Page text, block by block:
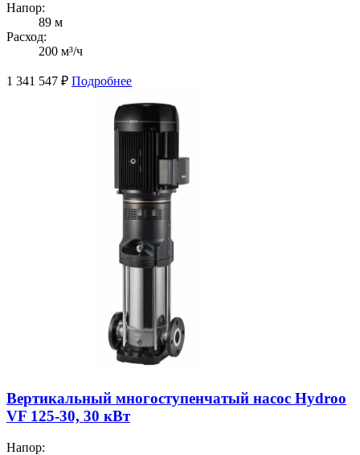
Напор:
89 м
Расход:
200 м³/ч
1 341 547 ₽ Подробнее
Вертикальный многоступенчатый насос Hydroo
VF 125-30, 30 кВт
Напор: